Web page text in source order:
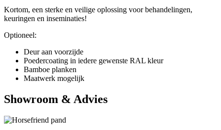
Kortom, een sterke en veilige oplossing voor behandelingen,
keuringen en inseminaties!
Optioneel:
Deur aan voorzijde
Poedercoating in iedere gewenste RAL kleur
Bamboe planken
Maatwerk mogelijk
Showroom & Advies